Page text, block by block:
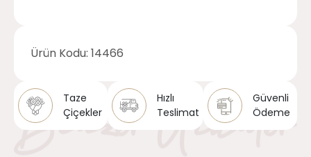
Ürün Kodu: 14466
Taze
Çiçekler
Hızlı
Teslimat
Güvenli
Ödeme